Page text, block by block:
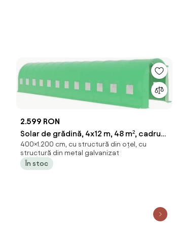
2.599 RON
Solar de grădină, 4x12 m, 48 m², cadru
din oțel, țeavă galvanizată, folie PE
armată, 24 ferestre rulante, rezistent
la UV, impermeabil, Verde, GH412,
400×1.200 cm, cu structură din oțel, cu
structură din metal galvanizat
În stoc